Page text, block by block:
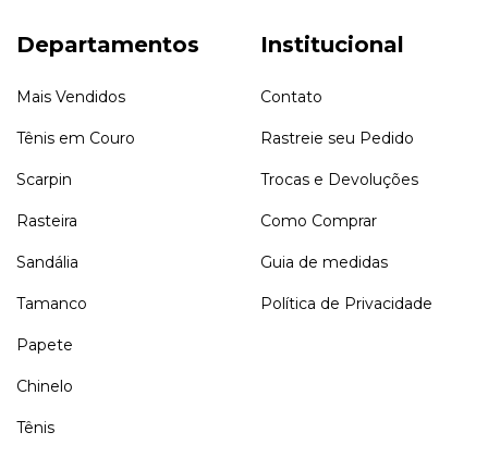
Departamentos
Mais Vendidos
Tênis em Couro
Scarpin
Rasteira
Sandália
Tamanco
Papete
Chinelo
Tênis
Institucional
Contato
Rastreie seu Pedido
Trocas e Devoluções
Como Comprar
Guia de medidas
Política de Privacidade